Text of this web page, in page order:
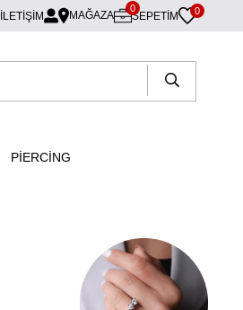
İLETİŞİM MAĞAZA SEPETIM
0 0
PİERCİNG